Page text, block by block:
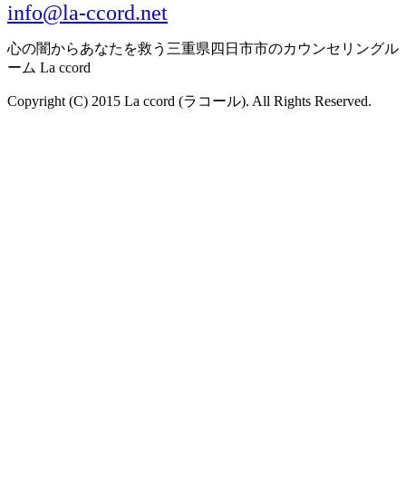
info@la-ccord.net
心の闇からあなたを救う三重県四日市市のカウンセリングル
ーム La ccord
Copyright (C) 2015 La ccord (ラコール). All Rights Reserved.